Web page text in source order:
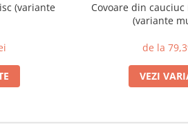
(variante
Covoare din
(variante
de la
VEZI